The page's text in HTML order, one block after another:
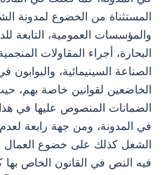
المستثناة من الخضوع لمدونة
والمؤسسات العمومية، التابعة
البحارة، أجراء المقاولات
الصناعة السينيمائية، والبوابون
الخاضعين لقوانين خاصة بهم،
الضمانات المنصوص عليها في
الشغل كذلك على خضوع العمال